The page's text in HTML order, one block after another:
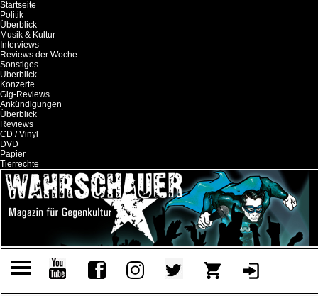
Startseite
Politik
Überblick
Musik & Kultur
Interviews
Reviews der Woche
Sonstiges
Überblick
Konzerte
Gig-Reviews
Ankündigungen
Überblick
Reviews
CD / Vinyl
DVD
Papier
Tierrechte